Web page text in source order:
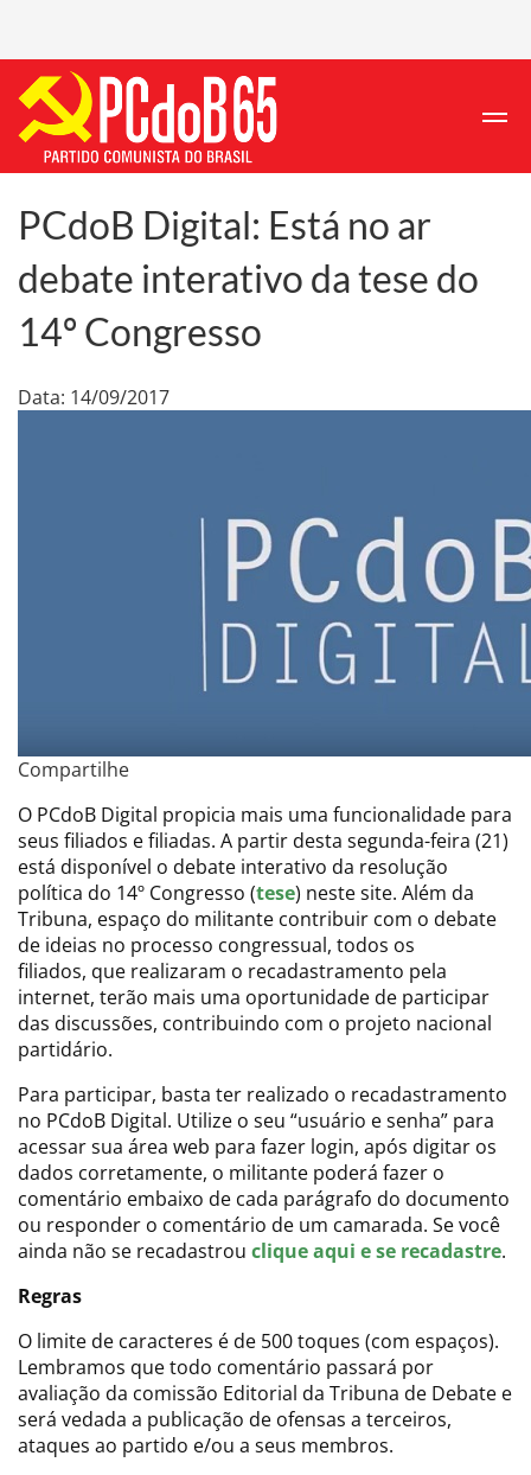
PCdoB Digital: Está no ar
debate interativo da tese do
14º Congresso
Data: 14/09/2017
Compartilhe
O PCdoB Digital propicia mais uma funcionalidade para
seus filiados e filiadas. A partir desta segunda-feira (21)
está disponível o debate interativo da resolução
política do 14º Congresso (tese) neste site. Além da
Tribuna, espaço do militante contribuir com o debate
de ideias no processo congressual, todos os
filiados, que realizaram o recadastramento pela
internet, terão mais uma oportunidade de participar
das discussões, contribuindo com o projeto nacional
partidário.
Para participar, basta ter realizado o recadastramento
no PCdoB Digital. Utilize o seu “usuário e senha” para
acessar sua área web para fazer login, após digitar os
dados corretamente, o militante poderá fazer o
comentário embaixo de cada parágrafo do documento
ou responder o comentário de um camarada. Se você
ainda não se recadastrou clique aqui e se recadastre.
Regras
O limite de caracteres é de 500 toques (com espaços).
Lembramos que todo comentário passará por
avaliação da comissão Editorial da Tribuna de Debate e
será vedada a publicação de ofensas a terceiros,
ataques ao partido e/ou a seus membros.